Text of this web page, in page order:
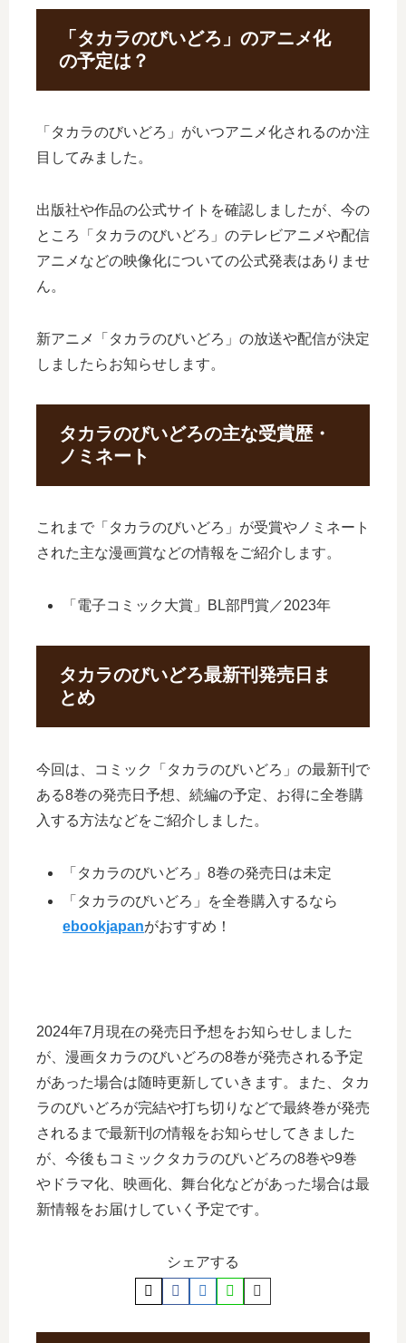
「タカラのびいどろ」のアニメ化
の予定は？
「タカラのびいどろ」がいつアニメ化されるのか注
目してみました。
出版社や作品の公式サイトを確認しましたが、今の
ところ「タカラのびいどろ」のテレビアニメや配信
アニメなどの映像化についての公式発表はありませ
ん。
新アニメ「タカラのびいどろ」の放送や配信が決定
しましたらお知らせします。
タカラのびいどろの主な受賞歴・
ノミネート
これまで「タカラのびいどろ」が受賞やノミネート
された主な漫画賞などの情報をご紹介します。
「電子コミック大賞」BL部門賞／2023年
タカラのびいどろ最新刊発売日ま
とめ
今回は、コミック「タカラのびいどろ」の最新刊で
ある8巻の発売日予想、続編の予定、お得に全巻購
入する方法などをご紹介しました。
「タカラのびいどろ」8巻の発売日は未定
「タカラのびいどろ」を全巻購入するなら
ebookjapanがおすすめ！
2024年7月現在の発売日予想をお知らせしました
が、漫画タカラのびいどろの8巻が発売される予定
があった場合は随時更新していきます。また、タカ
ラのびいどろが完結や打ち切りなどで最終巻が発売
されるまで最新刊の情報をお知らせしてきました
が、今後もコミックタカラのびいどろの8巻や9巻
やドラマ化、映画化、舞台化などがあった場合は最
新情報をお届けしていく予定です。
シェアする